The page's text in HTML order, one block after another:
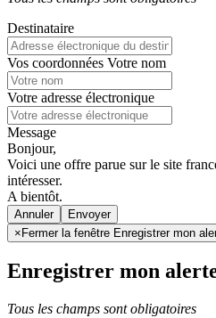
Destinataire
Vos coordonnées Votre nom
Votre adresse électronique
Message
Bonjour,
Voici une offre parue sur le site
intéresser.
A bientôt.
Annuler
×Fermer la fenêtre Enregistrer mon
Enregistrer mon
Tous les champs sont obligatoires